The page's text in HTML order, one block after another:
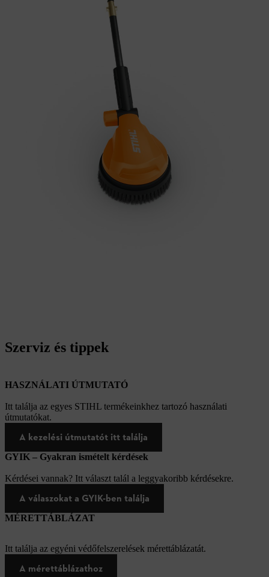
Szerviz és tippek
HASZNÁLATI ÚTMUTATÓ
Itt találja az egyes STIHL termékeinkhez tartozó használati
útmutatókat.
A kezelési útmutatót itt találja
GYIK – Gyakran ismételt kérdések
Kérdései vannak? Itt választ talál a leggyakoribb kérdésekre.
A válaszokat a GYIK-ben találja
MÉRETTÁBLÁZAT
Itt találja az egyéni védőfelszerelések mérettáblázatát.
A mérettáblázathoz